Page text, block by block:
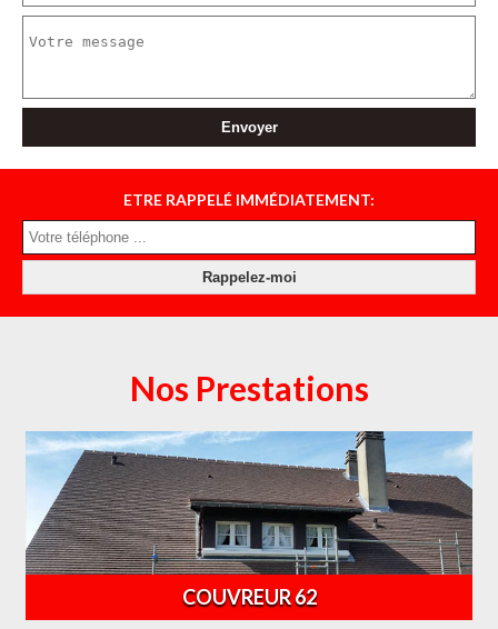
ETRE RAPPELÉ IMMÉDIATEMENT:
Nos Prestations
COUVREUR 62